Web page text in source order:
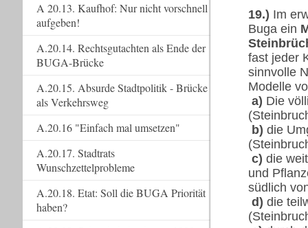
19.) Im
Buga ein
fast jeder
sinnvolle
Modelle
a) Die
b) die
c) die
und
südlich
d)die
A 20.13. Kaufhof: Nur nicht vorschnell
aufgeben!
A.20.14. Rechtsgutachten als Ende der
BUGA-Brücke
A.20.15. Absurde Stadtpolitik - Brücke
als Verkehrsweg
A.20.16 "Einfach mal umsetzen"
A.20.17. Stadtrats
Wunschzettelprobleme
A.20.18. Etat: Soll die BUGA Priorität
haben?